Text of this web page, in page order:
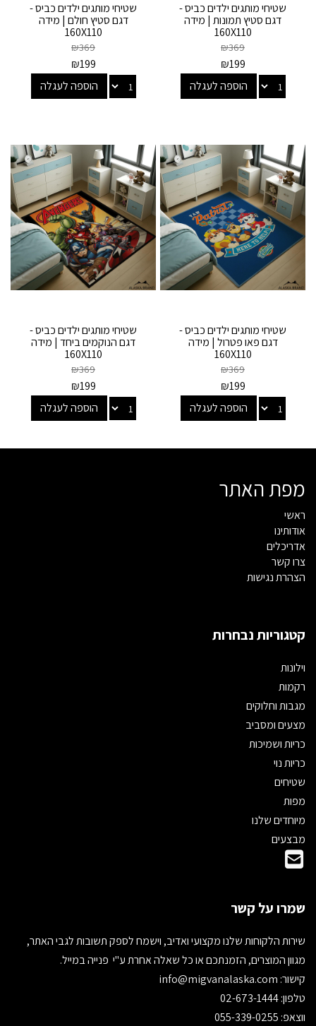
שטיחי מותגים ילדים כביס -
דגם סטיץ תמונות | מידה
160X110
₪369
₪199
הוספה לעגלה
שטיחי מותגים ילדים כביס -
דגם סטיץ חולם | מידה
160X110
₪369
₪199
הוספה לעגלה
שטיחי מותגים ילדים כביס -
דגם פאו פטרול | מידה
160X110
₪369
₪199
הוספה לעגלה
שטיחי מותגים ילדים כביס -
דגם הנוקמים ביחד | מידה
160X110
₪369
₪199
הוספה לעגלה
מפת האתר
ראשי
אודותינו
אדריכלים
צרו קשר
הצהרת נגישות
קטגוריות נבחרות
וילונות
רקמות
מגבות וחלוקים
מצעים ומסביב
כריות ושמיכות
כריות נוי
שטיחים
מפות
מיוחדים שלנו
מבצעים
שמרו על קשר
שירות הלקוחות שלנו מקצועי ואדיב, וישמח לספק תשובות לגבי האתר,
מגוון המוצרים, הזמנתכם או כל שאלה אחרת ע"י פנייה במייל.
קישור:
טלפון: 02-673-1444
ווצאפ: 055-339-0255